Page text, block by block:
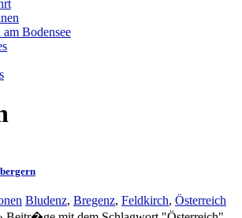
Bodensee
Bludenz, Bregenz, Feldkirch, Österreich